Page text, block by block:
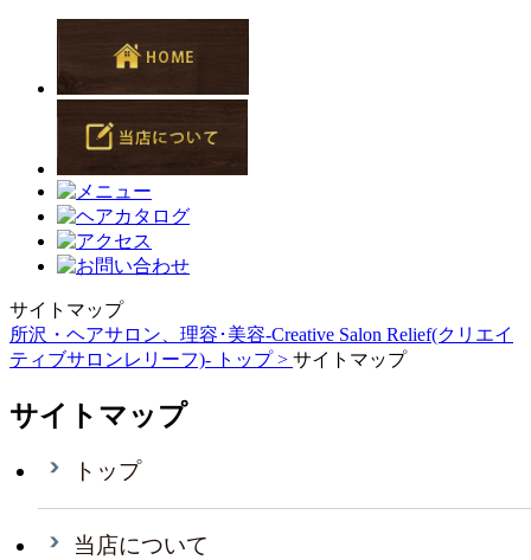
サイトマップ
所沢・ヘアサロン、理容･美容-Creative Salon Relief(クリエイ
ティブサロンレリーフ)- トップ > サイトマップ
サイトマップ
トップ
当店について